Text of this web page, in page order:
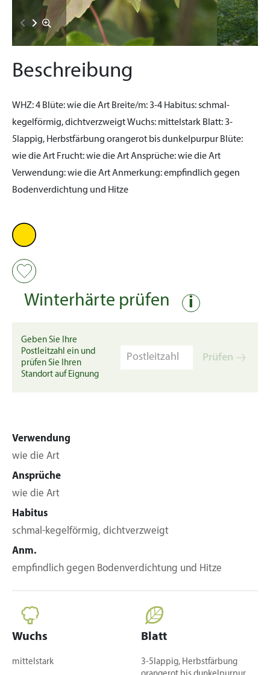
Beschreibung
WHZ:4 Blüte:wie die Art Breite/m:3-4 Habitus:schmal-
kegelförmig, dichtverzweigtWuchs: mittelstark Blatt:3-
5lappig, Herbstfärbung orangerot bis dunkelpurpur Blüte:
wie die Art Frucht:wie die ArtAnsprüche:wie die Art
Verwendung:wie die ArtAnmerkung:empfindlich gegen
Bodenverdichtung und Hitze
Winterhärte prüfen i
Geben Sie Ihre
Postleitzahl ein und
prüfen Sie Ihren
Standort auf Eignung
Prüfen
Verwendung
wie die Art
Ansprüche
wie die Art
Habitus
schmal-kegelförmig, dichtverzweigt
Anm.
empfindlich gegen Bodenverdichtung und Hitze
Wuchs
mittelstark
Blatt
3-5lappig, Herbstfärbung